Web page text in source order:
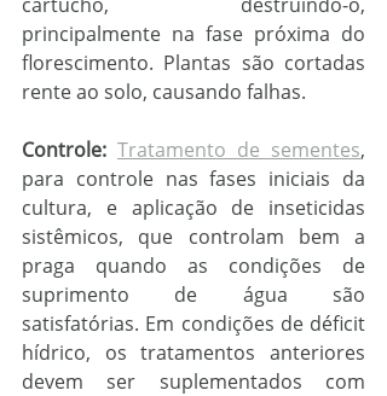
principalmente na fase próxima do
florescimento. Plantas são cortadas
rente ao solo, causando falhas.
Controle: Tratamento de sementes,
para controle nas fases iniciais da
cultura, e aplicação de inseticidas
sistêmicos, que controlam bem a
praga quando as condições de
suprimento de água são
satisfatórias. Em condições de déficit
hídrico, os tratamentos anteriores
devem ser suplementados com